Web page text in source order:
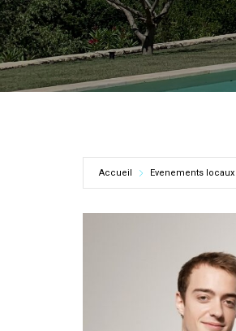
Accueil Evenements locaux